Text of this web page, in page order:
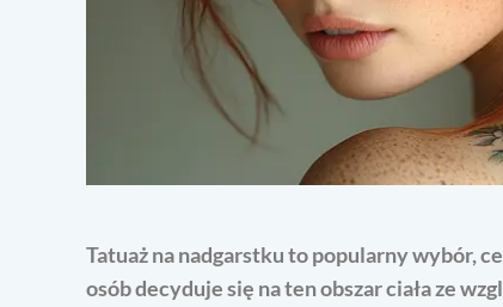
Tatuaż na nadgarstku to popularny wybór,
osób decyduje się na ten obszar ciała ze